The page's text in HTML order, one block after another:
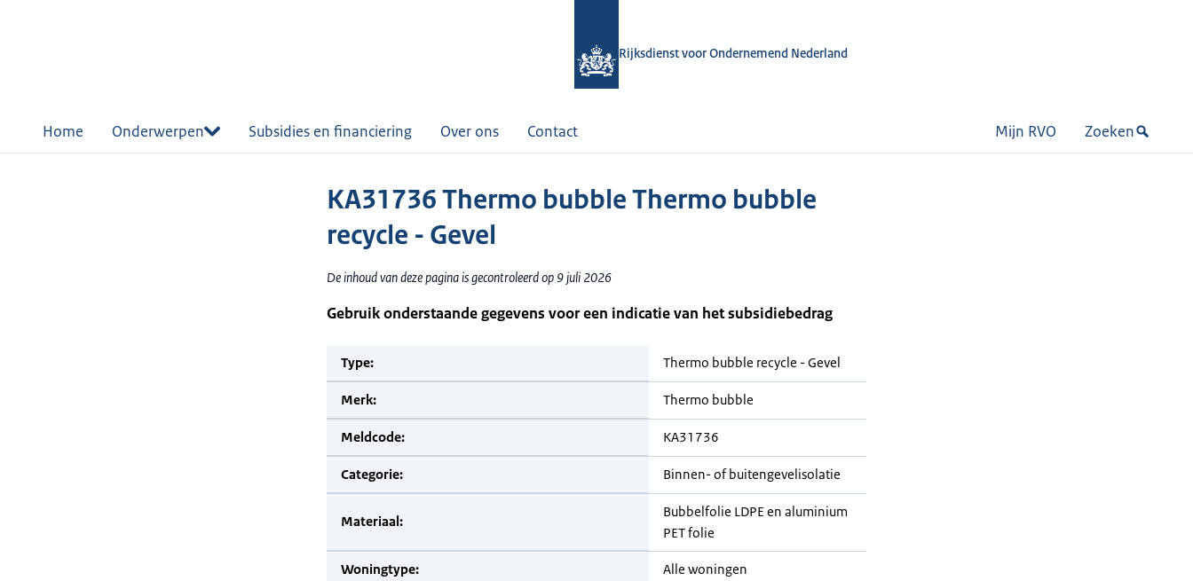
Rijksdienst voor Ondernemend Nederland
Home Onderwerpen Subsidies en financiering Over ons Contact Mijn RVO Zoeken
KA31736 Thermo bubble Thermo bubble
recycle - Gevel
De inhoud van deze pagina is gecontroleerd op 9 juli 2026
Gebruik onderstaande gegevens voor een indicatie van het subsidiebedrag
Type: Thermo bubble recycle - Gevel
Merk: Thermo bubble
Meldcode: KA31736
Categorie: Binnen- of buitengevelisolatie
Materiaal:
Bubbelfolie LDPE en aluminium
PET folie
Woningtype: Alle woningen